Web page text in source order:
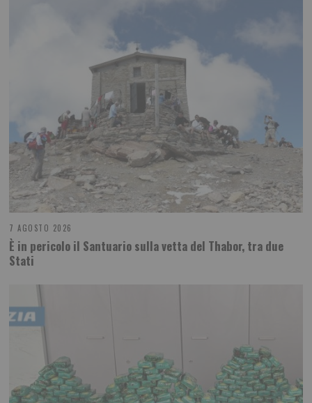
7 AGOSTO 2026
È in pericolo il Santuario sulla vetta del Thabor, tra due
Stati